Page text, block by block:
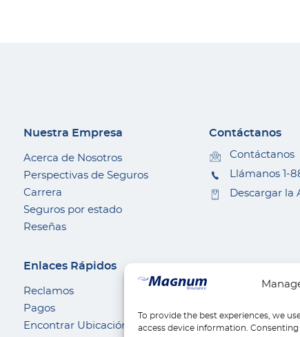
To provide the best experiences, we
access device information.
Nuestra Empresa
Acerca de Nosotros
Perspectivas de Seguros
Carrera
Seguros por estado
Reseñas
Contáctanos
Contáctanos
Llámanos 1-
Descargar la
Enlaces Rápidos
Reclamos
Pagos
Encontrar Ubicación